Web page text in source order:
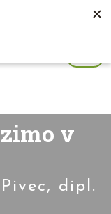
v
dipl.